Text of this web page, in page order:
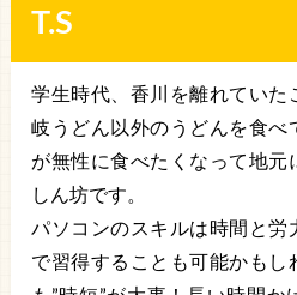
T.S
学生時代、香川を離れていた
岐うどん以外のうどんを食べ
が無性に食べたくなって地元
しん坊です。
パソコンのスキルは時間と労
で習得することも可能かもし